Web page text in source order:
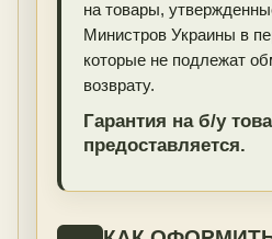
на товары,
Министров Украины в
которые не подлежат
возврату.
Гарантия на б/у
предоставляется.